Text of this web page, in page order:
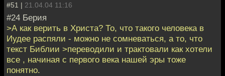
#51 | 21.04.04 11:16
#24 Берия
>А как верить в Христа? То, что такого человека в
Иудее распяли - можно не сомневаться, а то, что
текст Библии >переводили и трактовали как хотели
все , начиная с первого века нашей эры тоже
понятно.